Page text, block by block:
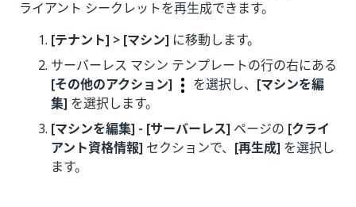
ライアント シークレットを再生成できます。
[テナント] > [マシン] に移動します。
サーバーレス マシン テンプレートの行の右にある
[その他のアクション]
を選択し、 [マシンを編
集] を選択します。
[マシンを編集] - [サーバーレス] ページの [クライ
アント資格情報] セクションで、 [再生成] を選択し
ます。